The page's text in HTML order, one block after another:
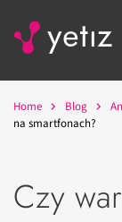
Home Blog
na smartfonach?
Czy